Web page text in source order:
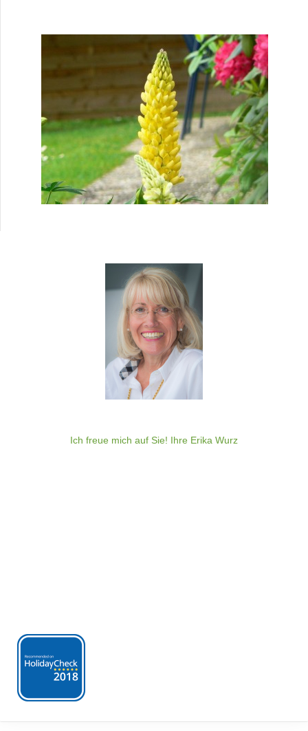
Ich freue mich auf Sie! Ihre Erika Wurz